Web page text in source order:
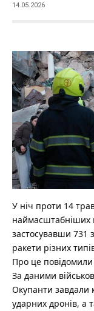
14.05.2026
У ніч проти 14
наймасштабніших
застосувавши 731
ракети різних
Про це
За даними
Окупанти завдали
ударних дронів, а